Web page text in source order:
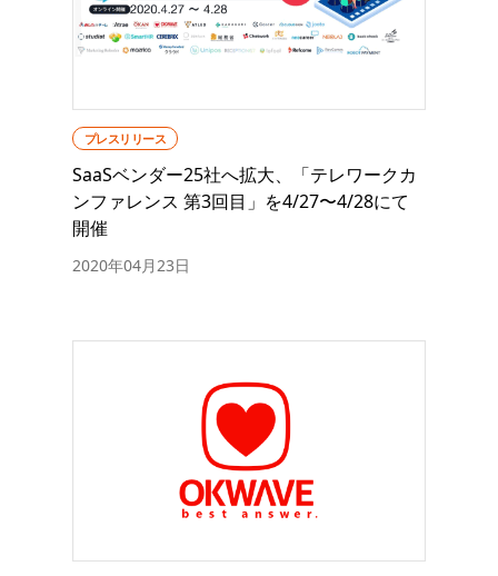
プレスリリース
SaaSベンダー25社へ拡大、「テレワークカ
ンファレンス 第3回目」を4/27〜4/28にて
開催
2020年04月23日